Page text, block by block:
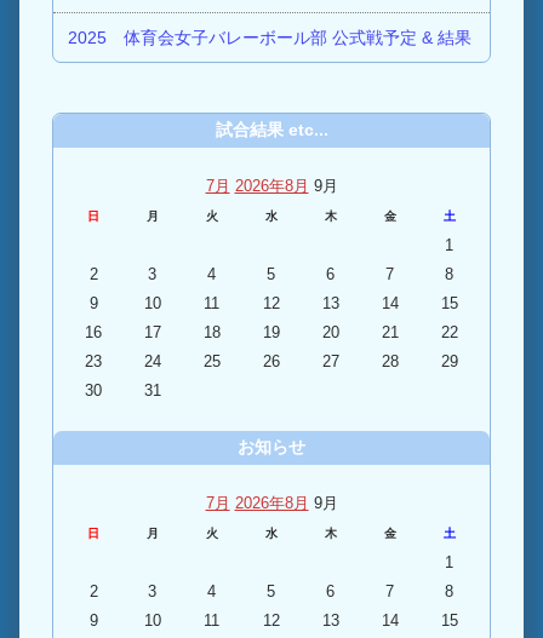
2025 体育会女子バレーボール部 公式戦予定 & 結果
試合結果 etc...
7月 2026年8月 9月
日 月 火 水 木 金 土
1
2
3 4 5 6 7
8
9
10 11 12 13 14
15
16
17 18 19 20 21
22
23
24 25 26 27 28
29
30
31
お知らせ
7月 2026年8月 9月
日 月 火 水 木 金 土
1
2
3 4 5 6 7
8
9
10 11 12 13 14
15